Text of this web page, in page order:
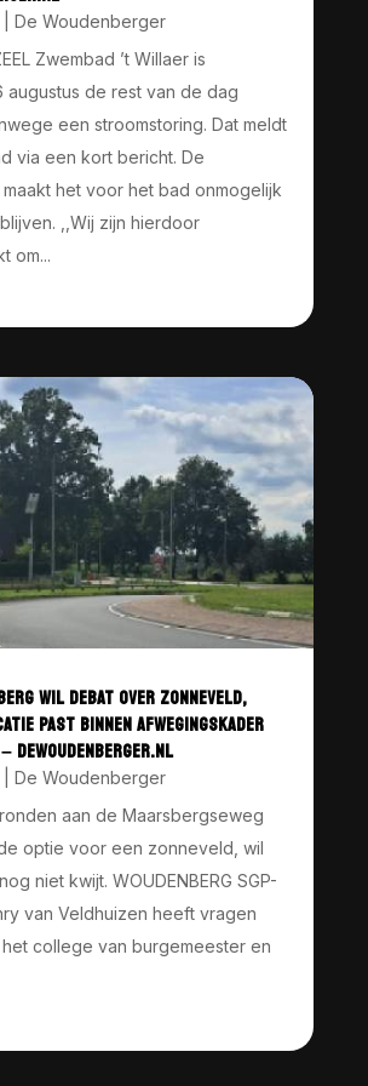
De Woudenberger
Zwembad ’t Willaer is
augustus de rest van de dag
een stroomstoring. Dat meldt
via een kort bericht. De
het voor het bad onmogelijk
,,Wij zijn hierdoor
om...
WIL DEBAT OVER ZONNEVELD,
PAST BINNEN AFWEGINGSKADER
DEWOUDENBERGER.NL
De Woudenberger
aan de Maarsbergseweg
optie voor een zonneveld, wil
niet kwijt. WOUDENBERG SGP-
van Veldhuizen heeft vragen
college van burgemeester en